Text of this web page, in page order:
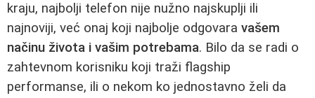
kraju, najbolji telefon nije nužno najskuplji ili
najnoviji, već onaj koji najbolje odgovara vašem
načinu života i vašim potrebama. Bilo da se radi o
zahtevnom korisniku koji traži flagship
performanse, ili o nekom ko jednostavno želi da